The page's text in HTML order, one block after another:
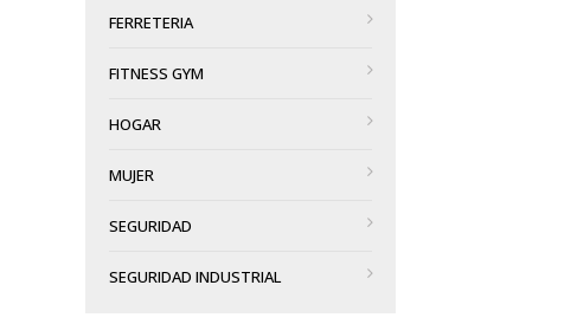
FERRETERIA
FITNESS GYM
HOGAR
MUJER
SEGURIDAD
SEGURIDAD INDUSTRIAL